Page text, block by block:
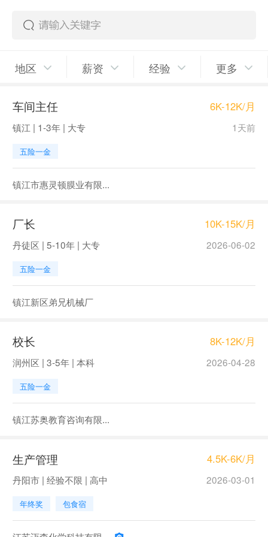
地区 薪资 经验 更多
车间主任 6K-12K/月
镇江 | 1-3年 | 大专 1天前
五险一金
镇江市惠灵顿膜业有限...
厂长 10K-15K/月
丹徒区 | 5-10年 | 大专 2026-06-02
五险一金
镇江新区弟兄机械厂
校长 8K-12K/月
润州区 | 3-5年 | 本科 2026-04-28
五险一金
镇江苏奥教育咨询有限...
生产管理 4.5K-6K/月
丹阳市 | 经验不限 | 高中 2026-03-01
年终奖 包食宿